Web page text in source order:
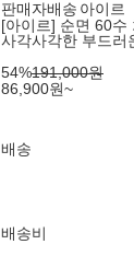
판매자배송 아이르
[아이르] 순면 60수
사각사각한 부드러
54%191,000원
86,900원~
배송
배송비